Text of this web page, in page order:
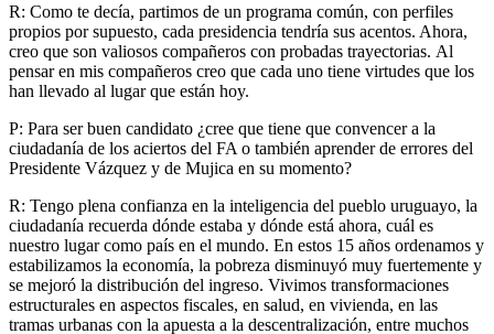
R: Como te decía, partimos de un programa común, con perfiles
propios por supuesto, cada presidencia tendría sus acentos. Ahora,
creo que son valiosos compañeros con probadas trayectorias. Al
pensar en mis compañeros creo que cada uno tiene virtudes que los
han llevado al lugar que están hoy.
P: Para ser buen candidato ¿cree que tiene que convencer a la
ciudadanía de los aciertos del FA o también aprender de errores del
Presidente Vázquez y de Mujica en su momento?
R: Tengo plena confianza en la inteligencia del pueblo uruguayo, la
ciudadanía recuerda dónde estaba y dónde está ahora, cuál es
nuestro lugar como país en el mundo. En estos 15 años ordenamos y
estabilizamos la economía, la pobreza disminuyó muy fuertemente y
se mejoró la distribución del ingreso. Vivimos transformaciones
estructurales en aspectos fiscales, en salud, en vivienda, en las
tramas urbanas con la apuesta a la descentralización, entre muchos